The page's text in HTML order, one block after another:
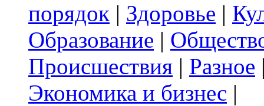
порядок | Здоровье |
Образование |
Происшествия | Разное
Экономика и бизнес |